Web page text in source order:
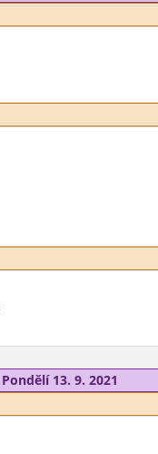
Pondělí 13. 9. 2021